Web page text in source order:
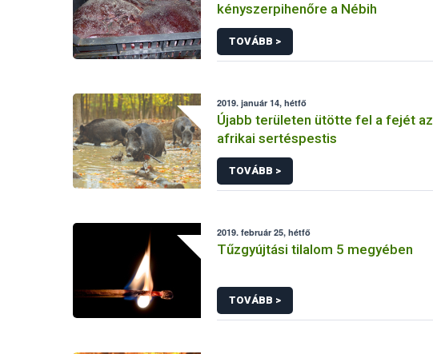
kényszerpihenőre a Nébih
TOVÁBB >
2019. január 14, hétfő
Újabb területen ütötte fel a fejét az
afrikai sertéspestis
TOVÁBB >
2019. február 25, hétfő
Tűzgyújtási tilalom 5 megyében
TOVÁBB >